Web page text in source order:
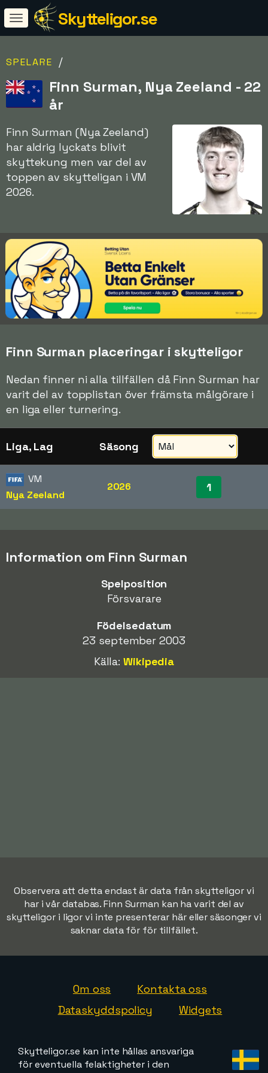
Skytteligor.se
SPELARE /
Finn Surman, Nya Zeeland - 22
år
Finn Surman (Nya Zeeland)
har aldrig lyckats blivit
skyttekung men var del av
toppen av skytteligan i VM
2026.
Finn Surman placeringar i skytteligor
Nedan finner ni alla tillfällen då Finn Surman har
varit del av topplistan över främsta målgörare i
en liga eller turnering.
Liga, Lag Säsong
VM
Nya Zeeland
2026 1
Information om Finn Surman
Spelposition
Försvarare
Födelsedatum
23 september 2003
Källa:Wikipedia
Observera att detta endast är data från skytteligor vi
har i vår databas. Finn Surman kan ha varit del av
skytteligor i ligor vi inte presenterar här eller säsonger vi
saknar data för för tillfället.
Om oss
Kontakta oss
Dataskyddspolicy
Widgets
Skytteligor.se kan inte hållas ansvariga
för eventuella felaktigheter i den